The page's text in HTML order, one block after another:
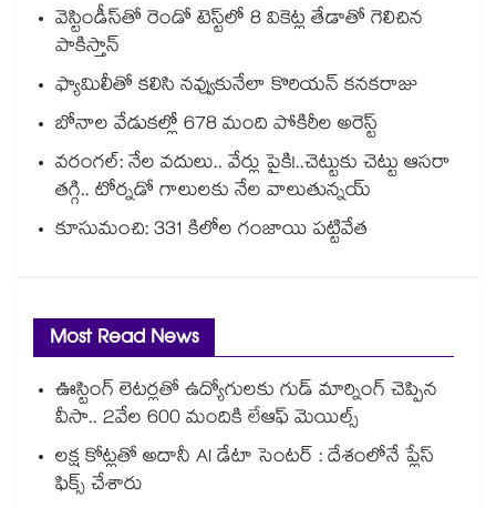
వెస్టిండీస్‌తో రెండో టెస్ట్‌లో 8 వికెట్ల తేడాతో గెలిచిన
పాకిస్తాన్
ఫ్యామిలీతో కలిసి నవ్వుకునేలా కొరియన్ కనకరాజు
బోనాల వేడుకల్లో 678 మంది పోకిరీల అరెస్ట్
వరంగల్‍: నేల వదులు.. వేర్లు పైకి!..చెట్టుకు చెట్టు ఆసరా
తగ్గి.. టోర్నడో గాలులకు నేల వాలుతున్నయ్
కూసుమంచి: 331 కిలోల గంజాయి పట్టివేత
Most Read News
ఊస్టింగ్ లెటర్లతో ఉద్యోగులకు గుడ్ మార్నింగ్ చెప్పిన
వీసా.. 2వేల 600 మందికి లేఆఫ్ మెయిల్స్
లక్ష కోట్లతో అదానీ AI డేటా సెంటర్ : దేశంలోనే ప్లేస్
ఫిక్స్ చేశారు